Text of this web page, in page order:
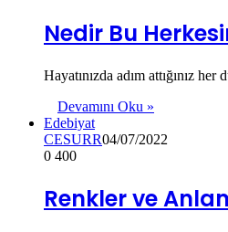
Nedir Bu
Hayatınızda adım attığınız
Devamını Oku »
Edebiyat
CESURR04/07/2022
0 400
Renkler ve